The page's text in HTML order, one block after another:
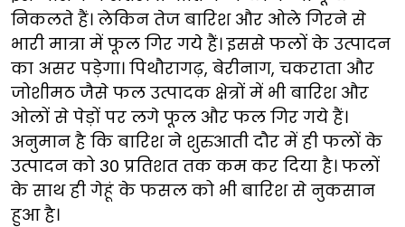
निकलते हैं। लेकिन तेज बारिश और ओले गिरने से
भारी मात्रा में फूल गिर गये हैं। इससे फलों के उत्पादन
का असर पड़ेगा। पिथौरागढ़, बेरीनाग, चकराता और
जोशीमठ जैसे फल उत्पादक क्षेत्रों में भी बारिश और
ओलों से पेड़ों पर लगे फूल और फल गिर गये हैं।
अनुमान है कि बारिश ने शुरुआती दौर में ही फलों के
उत्पादन को 30 प्रतिशत तक कम कर दिया है। फलों
के साथ ही गेहूं के फसल को भी बारिश से नुकसान
हुआ है।